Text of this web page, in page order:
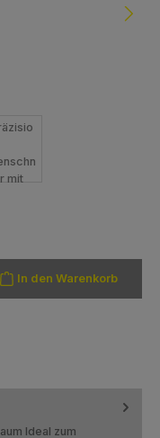
In den Warenkorb
Ideal zum